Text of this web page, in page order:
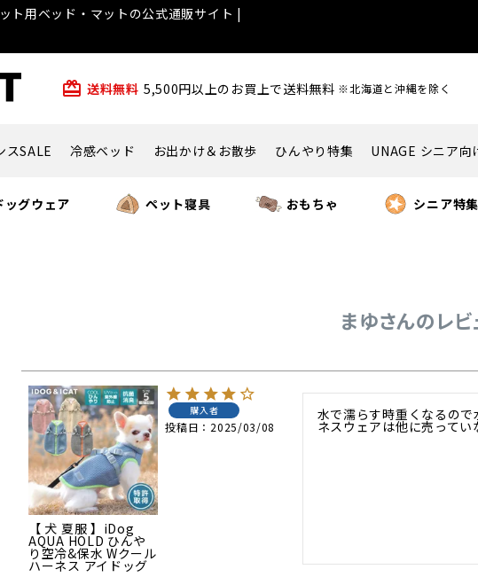
ト用ベッド・マットの公式通販サイト |
card_giftcard 送料無料 5,500円以上のお買上で送料無料 ※北海道と沖縄を除く
スSALE 冷感ベッド お出かけ＆お散歩 ひんやり特集 UNAGE シニア向
ッグウェア ペット寝具 おもちゃ シニア特集
まゆさんのレビ
【 犬 夏服 】iDog
AQUA HOLD ひんや
り空冷&保水 Wクール
ハーネス アイドッグ
購入者
投稿日 2025/03/08
水で濡らす時重くなるの
ネスウェアは他に売って